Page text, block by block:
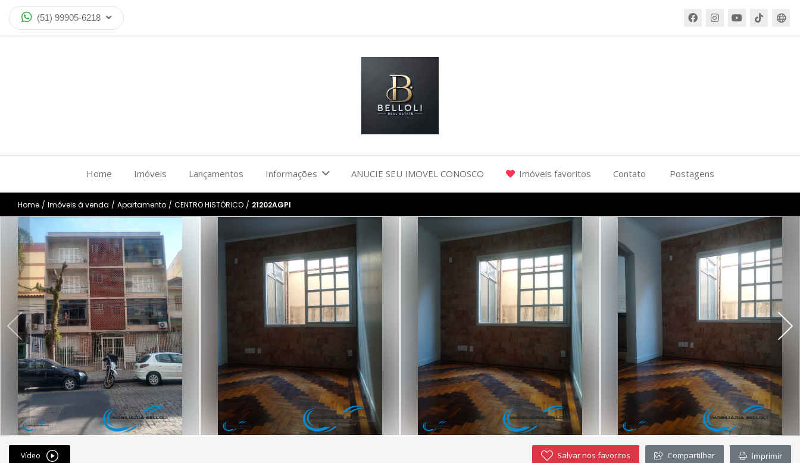
(51) 99905-6218
Home Imóveis Lançamentos Informações ANUCIE SEU IMOVEL CONOSCO Imóveis favoritos Contato Postagens
Home / Imóveis à venda / Apartamento / CENTRO HISTÓRICO / 21202AGPI
Vídeo Salvar nos favoritos Compartilhar Imprimir